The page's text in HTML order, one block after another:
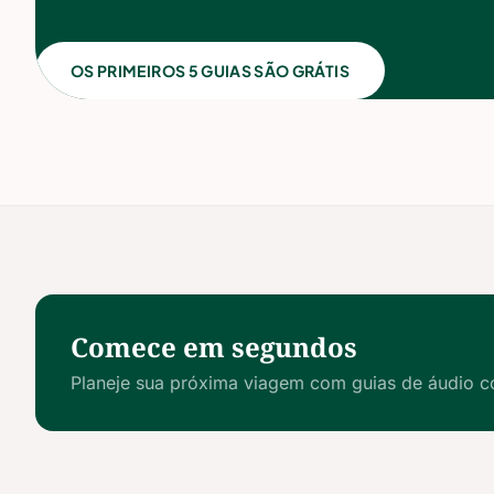
OS PRIMEIROS 5 GUIAS SÃO GRÁTIS
Comece em segundos
Planeje sua próxima viagem com guias de áudio